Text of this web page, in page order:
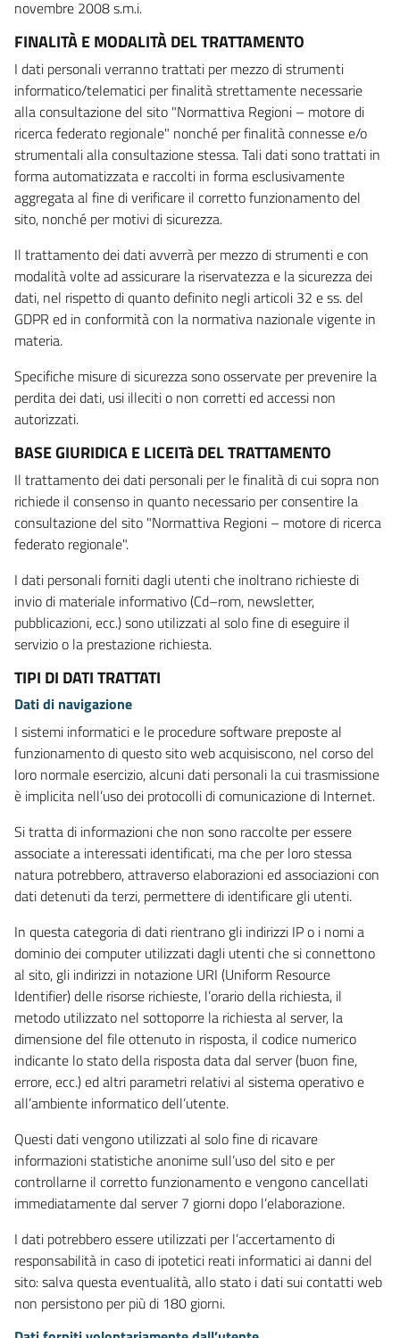
novembre 2008 s.m.i.
FINALITÀ E MODALITÀ DEL TRATTAMENTO
I dati personali verranno trattati per mezzo di strumenti
informatico/telematici per finalità strettamente necessarie
alla consultazione del sito "Normattiva Regioni – motore di
ricerca federato regionale" nonché per finalità connesse e/o
strumentali alla consultazione stessa. Tali dati sono trattati in
forma automatizzata e raccolti in forma esclusivamente
aggregata al fine di verificare il corretto funzionamento del
sito, nonché per motivi di sicurezza.
Il trattamento dei dati avverrà per mezzo di strumenti e con
modalità volte ad assicurare la riservatezza e la sicurezza dei
dati, nel rispetto di quanto definito negli articoli 32 e ss. del
GDPR ed in conformità con la normativa nazionale vigente in
materia.
Specifiche misure di sicurezza sono osservate per prevenire la
perdita dei dati, usi illeciti o non corretti ed accessi non
autorizzati.
BASE GIURIDICA E LICEITà DEL TRATTAMENTO
Il trattamento dei dati personali per le finalità di cui sopra non
richiede il consenso in quanto necessario per consentire la
consultazione del sito "Normattiva Regioni – motore di ricerca
federato regionale".
I dati personali forniti dagli utenti che inoltrano richieste di
invio di materiale informativo (Cd–rom, newsletter,
pubblicazioni, ecc.) sono utilizzati al solo fine di eseguire il
servizio o la prestazione richiesta.
TIPI DI DATI TRATTATI
Dati di navigazione
I sistemi informatici e le procedure software preposte al
funzionamento di questo sito web acquisiscono, nel corso del
loro normale esercizio, alcuni dati personali la cui trasmissione
è implicita nell’uso dei protocolli di comunicazione di Internet.
Si tratta di informazioni che non sono raccolte per essere
associate a interessati identificati, ma che per loro stessa
natura potrebbero, attraverso elaborazioni ed associazioni con
dati detenuti da terzi, permettere di identificare gli utenti.
In questa categoria di dati rientrano gli indirizzi IP o i nomi a
dominio dei computer utilizzati dagli utenti che si connettono
al sito, gli indirizzi in notazione URI (Uniform Resource
Identifier) delle risorse richieste, l’orario della richiesta, il
metodo utilizzato nel sottoporre la richiesta al server, la
dimensione del file ottenuto in risposta, il codice numerico
indicante lo stato della risposta data dal server (buon fine,
errore, ecc.) ed altri parametri relativi al sistema operativo e
all’ambiente informatico dell’utente.
Questi dati vengono utilizzati al solo fine di ricavare
informazioni statistiche anonime sull’uso del sito e per
controllarne il corretto funzionamento e vengono cancellati
immediatamente dal server 7 giorni dopo l’elaborazione.
I dati potrebbero essere utilizzati per l’accertamento di
responsabilità in caso di ipotetici reati informatici ai danni del
sito: salva questa eventualità, allo stato i dati sui contatti web
non persistono per più di 180 giorni.